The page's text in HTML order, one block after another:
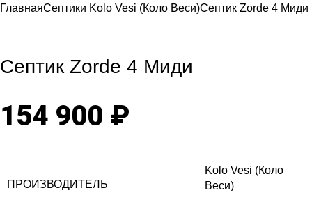
ГлавнаяСептики Kolo Vesi (Коло Веси)Септик Zorde 4 Миди
Септик Zorde 4 Миди
154 900 ₽
ПРОИЗВОДИТЕЛЬ
Kolo Vesi (Коло
Веси)